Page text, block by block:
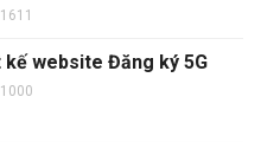
1611
kế website Đăng ký 5G
1000